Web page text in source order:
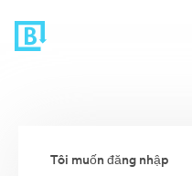
Tôi muốn đăng nhập